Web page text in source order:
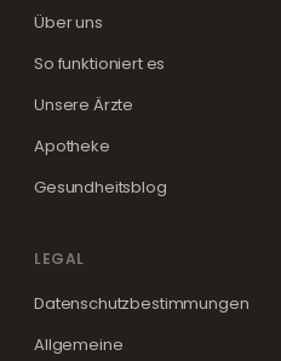
Über uns
So funktioniert es
Unsere Ärzte
Apotheke
Gesundheitsblog
LEGAL
Datenschutzbestimmungen
Allgemeine